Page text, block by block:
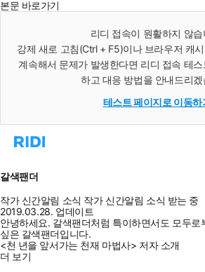
본문 바로가기
리디 접속이 원활하지 않습
강제 새로 고침(Ctrl + F5)이나 브라우저 캐
계속해서 문제가 발생한다면 리디 접속 테
하고 대응 방법을 안내드리겠
테스트 페이지로 이동하
리
으
로
이
동
갈색팬더
작가 신간알림 소식 작가 신간알림 소식 받는 중
2019.03.28. 업데이트
안녕하세요. 갈색팬더처럼 특이하면서도 모두로
싶은 갈색팬더입니다.
<천 년을 앞서가는 천재 마법사> 저자 소개
더 보기